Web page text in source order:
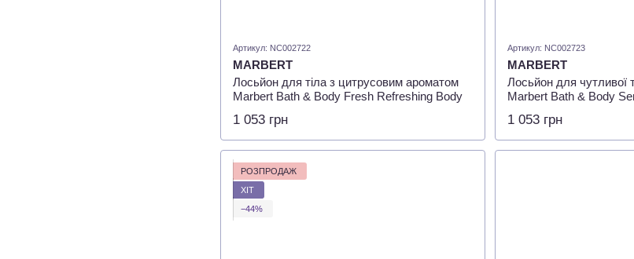
Артикул: NC002722
MARBERT
Лосьйон для тіла з цитрусовим ароматом
Marbert Bath & Body Fresh Refreshing Body
1 053 грн
Артикул: NC002723
MARBERT
Лосьйон для чутливої
Marbert Bath & Body
1 053 грн
РОЗПРОДАЖ
ХІТ
−44%